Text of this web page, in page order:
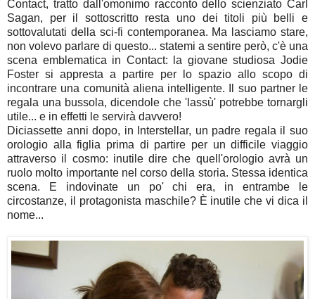
Contact, tratto dall'omonimo racconto dello scienziato Carl
Sagan, per il sottoscritto resta uno dei titoli più belli e
sottovalutati della sci-fi contemporanea. Ma lasciamo stare,
non volevo parlare di questo... statemi a sentire però, c'è una
scena emblematica in Contact: la giovane studiosa Jodie
Foster si appresta a partire per lo spazio allo scopo di
incontrare una comunità aliena intelligente. Il suo partner le
regala una bussola, dicendole che 'lassù' potrebbe tornargli
utile... e in effetti le servirà davvero!
Diciassette anni dopo, in Interstellar, un padre regala il suo
orologio alla figlia prima di partire per un difficile viaggio
attraverso il cosmo: inutile dire che quell'orologio avrà un
ruolo molto importante nel corso della storia. Stessa identica
scena. E indovinate un po' chi era, in entrambe le
circostanze, il protagonista maschile? È inutile che vi dica il
nome...